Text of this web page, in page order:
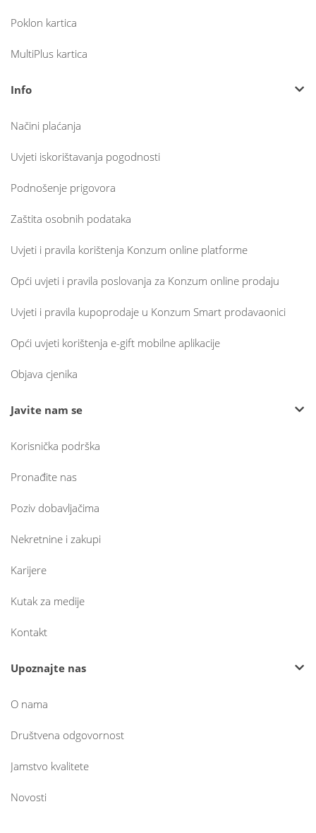
Poklon kartica
MultiPlus kartica
Info
Načini plaćanja
Uvjeti iskorištavanja pogodnosti
Podnošenje prigovora
Zaštita osobnih podataka
Uvjeti i pravila korištenja Konzum online platforme
Opći uvjeti i pravila poslovanja za Konzum online prodaju
Uvjeti i pravila kupoprodaje u Konzum Smart prodavaonici
Opći uvjeti korištenja e-gift mobilne aplikacije
Objava cjenika
Javite nam se
Korisnička podrška
Pronađite nas
Poziv dobavljačima
Nekretnine i zakupi
Karijere
Kutak za medije
Kontakt
Upoznajte nas
O nama
Društvena odgovornost
Jamstvo kvalitete
Novosti